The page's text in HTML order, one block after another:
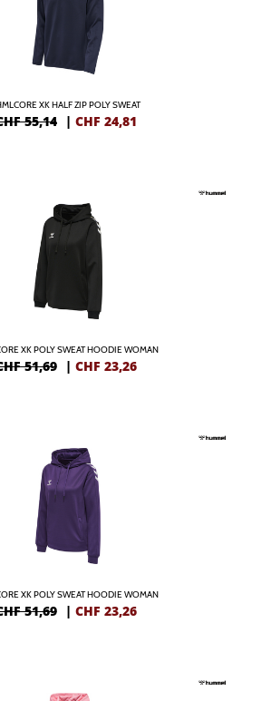
XK HALF ZIP POLY SWEAT
55,14 | CHF 24,81
XK POLY SWEAT HOODIE WOMAN
51,69 | CHF 23,26
XK POLY SWEAT HOODIE WOMAN
51,69 | CHF 23,26